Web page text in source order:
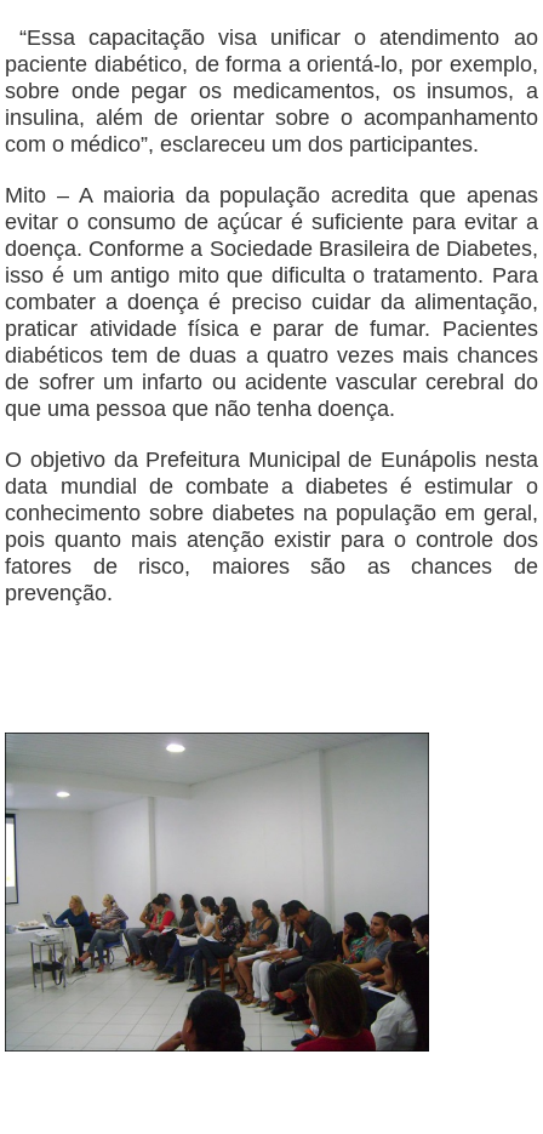
“Essa capacitação visa unificar o atendimento ao
paciente diabético, de forma a orientá-lo, por exemplo,
sobre onde pegar os medicamentos, os insumos, a
insulina, além de orientar sobre o acompanhamento
com o médico”, esclareceu um dos participantes.
Mito – A maioria da população acredita que apenas
evitar o consumo de açúcar é suficiente para evitar a
doença. Conforme a Sociedade Brasileira de Diabetes,
isso é um antigo mito que dificulta o tratamento. Para
combater a doença é preciso cuidar da alimentação,
praticar atividade física e parar de fumar. Pacientes
diabéticos tem de duas a quatro vezes mais chances
de sofrer um infarto ou acidente vascular cerebral do
que uma pessoa que não tenha doença.
O objetivo da Prefeitura Municipal de Eunápolis nesta
data mundial de combate a diabetes é estimular o
conhecimento sobre diabetes na população em geral,
pois quanto mais atenção existir para o controle dos
fatores de risco, maiores são as chances de
prevenção.